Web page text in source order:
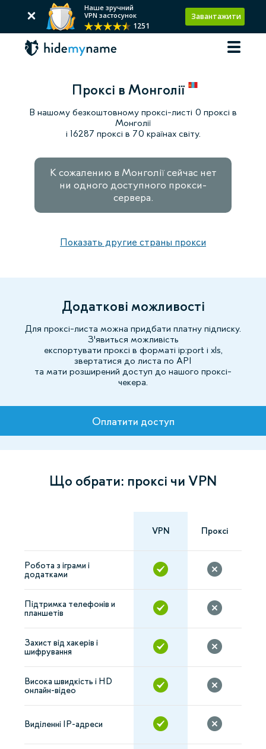
Наше зручний
VPN застосунок
1251
Завантажити
Проксі в Монголії
В нашому безкоштовному проксі-листі 0 проксі в
Монголії
і 16287 проксі в 70 країнах світу.
К сожалению в Монголії сейчас нет
ни одного доступного прокси-
сервера.
Показать другие страны прокси
Додаткові можливості
Для проксі-листа можна придбати платну підписку.
З'явиться можливість
експортувати проксі в форматі ip:port і xls,
звертатися до листа по API
та мати розширений доступ до нашого проксі-
чекера.
Тарифи
Що обрати: проксі чи VPN
VPN Проксі
Робота з іграми і
додатками
Підтримка телефонів и
планшетів
Захист від хакерів і
шифрування
Висока швидкість і HD
онлайн-відео
Виділенні IP-адреси
Оплатити доступ